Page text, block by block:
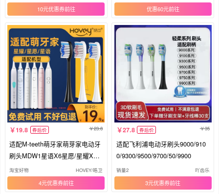
10元优惠券 优惠60元
19.8 券后价 23.8
适配M-teeth萌牙家萌芽家电动牙
刷头MDW1星语X6星愿/星耀X2/
星辰
淘宝好物 HOVEY/皓卫
4元优惠券
27.8 券后价 35
适配飞利浦电动牙刷头9000/910
0/9300/9500/9700/50/9900
销量2 吖齿乐
3元优惠券